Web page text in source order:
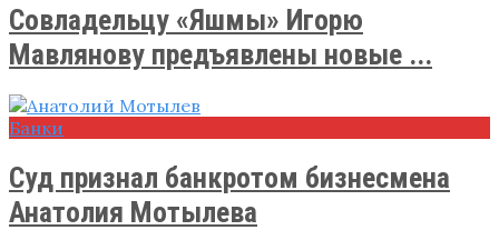
Совладельцу «Яшмы» Игорю
Мавлянову предъявлены новые ...
Банки
Суд признал банкротом бизнесмена
Анатолия Мотылева